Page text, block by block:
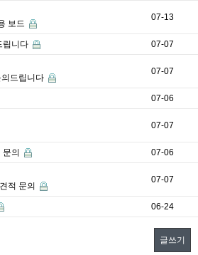
보드
07-13
립니다 07-07
드립니다
07-07
07-06
07-07
의 07-06
적 문의
07-07
06-24
글쓰기